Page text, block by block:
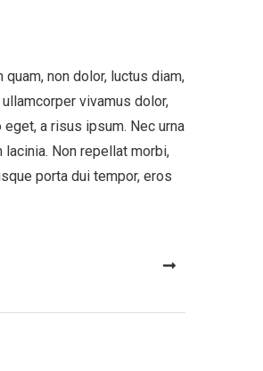
non dolor, luctus diam,
vivamus dolor,
a risus ipsum. Nec urna
Non repellat morbi,
porta dui tempor, eros
NEXT